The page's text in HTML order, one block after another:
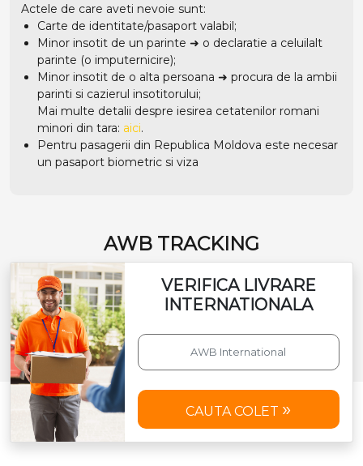
Actele de care aveti nevoie sunt:
Carte de identitate/pasaport valabil;
Minor insotit de un parinte ➜ o declaratie a celuilalt
parinte (o imputernicire);
Minor insotit de o alta persoana ➜ procura de la ambii
parinti si cazierul insotitorului;
Mai multe detalii despre iesirea cetatenilor romani
minori din tara: aici.
Pentru pasagerii din Republica Moldova este necesar
un pasaport biometric si viza
AWB TRACKING
VERIFICA LIVRARE
INTERNATIONALA
CAUTA COLET